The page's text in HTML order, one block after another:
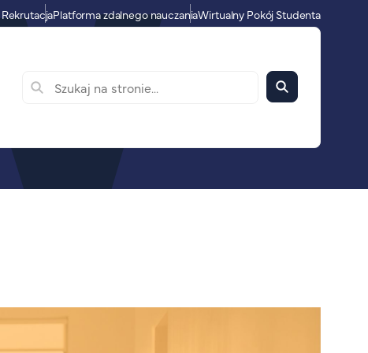
RekrutacjaPlatforma zdalnego nauczaniaWirtualny Pokój Studenta